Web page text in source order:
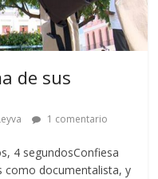
de sus
1 comentario
4 segundosConfiesa
como documentalista, y